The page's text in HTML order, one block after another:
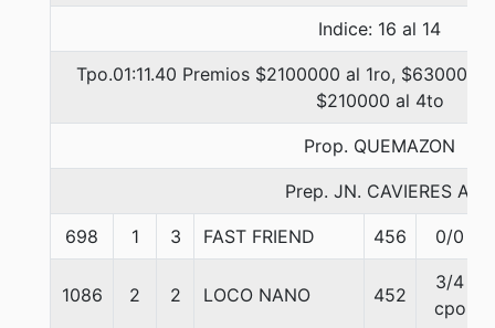
Indice: 16 al 14
Tpo.01:11.40 Premios $2100000 al 1ro, $630000
$210000 al 4to
Prop. QUEMAZON
Prep. JN. CAVIERES A.
698 1 3 FAST FRIEND 456 0/0
1086 2 2 LOCO NANO 452
3/4
cpo